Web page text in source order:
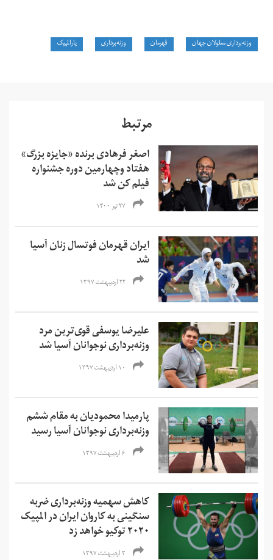
وزنه‌برداری معلولان جهان قهرمان وزنه‌برداری پارالمپیک
مرتبط
اصغر فرهادی برنده «جایزه بزرگ»‌
هفتاد‌ وچهارمین دوره جشنواره
فیلم کن شد
۲۷ تیر ۱۴۰۰
ایران قهرمان فوتسال زنان آسیا
شد
۲۲ اردیبهشت ۱۳۹۷
علیرضا یوسفی قوی‌ترین مرد
وزنه‌برداری نوجوانان آسیا شد
۱۰ اردیبهشت ۱۳۹۷
پارمیدا محمودیان به مقام ششم
وزنه‌برداری نوجوانان آسیا رسید
۶ اردیبهشت ۱۳۹۷
کاهش سهمیه وزنه‌برداری ضربه
سنگینی به کاروان ایران در المپیک
۲۰۲۰ توکیو خواهد زد
۳ اردیبهشت ۱۳۹۷